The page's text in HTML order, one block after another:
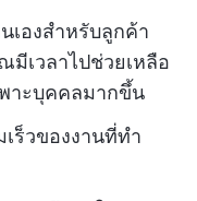
เองสำหรับลูกค้า
เวลาไปช่วยเหลือ
าะบุคคลมากขึ้น
ร็วของงานที่ทำ